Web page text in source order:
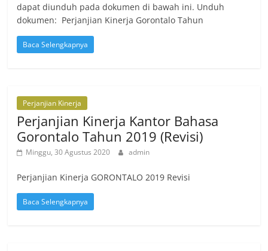
dapat diunduh pada dokumen di bawah ini. Unduh
dokumen: Perjanjian Kinerja Gorontalo Tahun
Baca Selengkapnya
Perjanjian Kinerja
Perjanjian Kinerja Kantor Bahasa
Gorontalo Tahun 2019 (Revisi)
Minggu, 30 Agustus 2020 admin
Perjanjian Kinerja GORONTALO 2019 Revisi
Baca Selengkapnya